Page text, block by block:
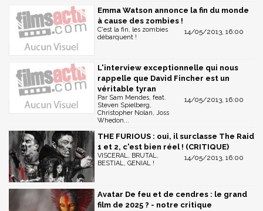
Emma Watson annonce la fin du monde
à cause des zombies !
14/05/2013, 16:00
C'est la fin, les zombies
débarquent !
L'interview exceptionnelle qui nous
rappelle que David Fincher est un
véritable tyran
14/05/2013, 16:00
Par Sam Mendes, feat.
Steven Spielberg,
Christopher Nolan, Joss
Whedon...
THE FURIOUS : oui, il surclasse The Raid
1 et 2, c'est bien réel ! (CRITIQUE)
14/05/2013, 16:00
VISCERAL, BRUTAL,
BESTIAL, GENIAL !
Avatar De feu et de cendres : le grand
film de 2025 ? - notre critique